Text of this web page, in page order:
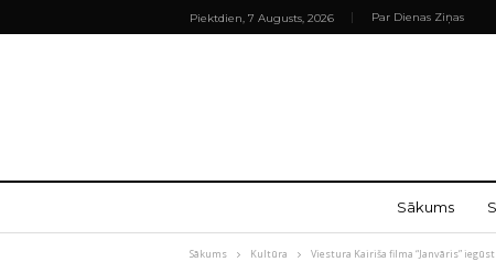
Piektdien, 7 Augusts, 2026 Par Dienas Ziņas
Sākums
Sākums Kultūra Viestura Kairiša filma “Janvāris”